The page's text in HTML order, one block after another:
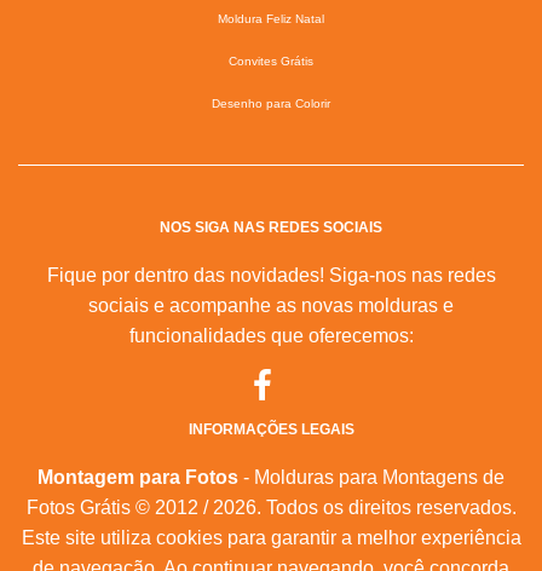
Moldura Feliz Natal
Convites Grátis
Desenho para Colorir
NOS SIGA NAS REDES SOCIAIS
Fique por dentro das novidades! Siga-nos nas redes
sociais e acompanhe as novas molduras e
funcionalidades que oferecemos:
INFORMAÇÕES LEGAIS
Montagem para Fotos - Molduras para Montagens de
Fotos Grátis © 2012 / 2026. Todos os direitos reservados.
Este site utiliza cookies para garantir a melhor experiência